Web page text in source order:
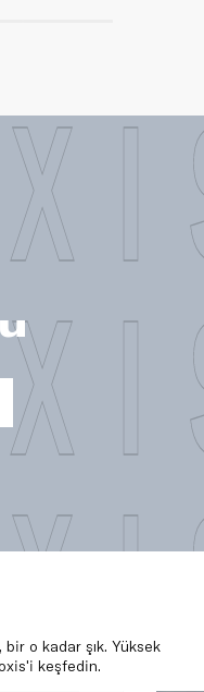
o kadar şık. Yüksek
keşfedin.